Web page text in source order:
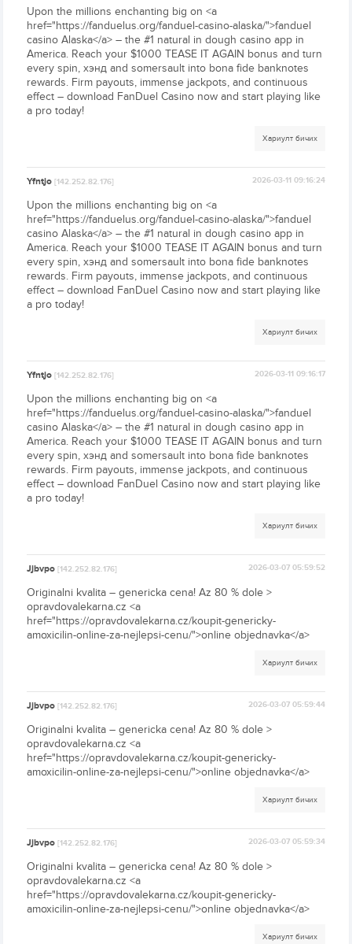
Upon the millions enchanting big on <a
href="https://fanduelus.org/fanduel-casino-alaska/">fanduel
casino Alaska</a> – the #1 natural in dough casino app in
America. Reach your $1000 TEASE IT AGAIN bonus and turn
every spin, хэнд and somersault into bona fide banknotes
rewards. Firm payouts, immense jackpots, and continuous
effect – download FanDuel Casino now and start playing like
a pro today!
Хариулт бичих
Yfntjo[142.252.82.176] 2026-03-11 09:16:24
Upon the millions enchanting big on <a
href="https://fanduelus.org/fanduel-casino-alaska/">fanduel
casino Alaska</a> – the #1 natural in dough casino app in
America. Reach your $1000 TEASE IT AGAIN bonus and turn
every spin, хэнд and somersault into bona fide banknotes
rewards. Firm payouts, immense jackpots, and continuous
effect – download FanDuel Casino now and start playing like
a pro today!
Хариулт бичих
Yfntjo[142.252.82.176] 2026-03-11 09:16:17
Upon the millions enchanting big on <a
href="https://fanduelus.org/fanduel-casino-alaska/">fanduel
casino Alaska</a> – the #1 natural in dough casino app in
America. Reach your $1000 TEASE IT AGAIN bonus and turn
every spin, хэнд and somersault into bona fide banknotes
rewards. Firm payouts, immense jackpots, and continuous
effect – download FanDuel Casino now and start playing like
a pro today!
Хариулт бичих
Jjbvpo[142.252.82.176] 2026-03-07 05:59:52
Originalni kvalita – genericka cena! Az 80 % dole >
opravdovalekarna.cz <a
href="https://opravdovalekarna.cz/koupit-genericky-
amoxicilin-online-za-nejlepsi-cenu/">online objednavka</a>
Хариулт бичих
Jjbvpo[142.252.82.176] 2026-03-07 05:59:44
Originalni kvalita – genericka cena! Az 80 % dole >
opravdovalekarna.cz <a
href="https://opravdovalekarna.cz/koupit-genericky-
amoxicilin-online-za-nejlepsi-cenu/">online objednavka</a>
Хариулт бичих
Jjbvpo[142.252.82.176] 2026-03-07 05:59:34
Originalni kvalita – genericka cena! Az 80 % dole >
opravdovalekarna.cz <a
href="https://opravdovalekarna.cz/koupit-genericky-
amoxicilin-online-za-nejlepsi-cenu/">online objednavka</a>
Хариулт бичих